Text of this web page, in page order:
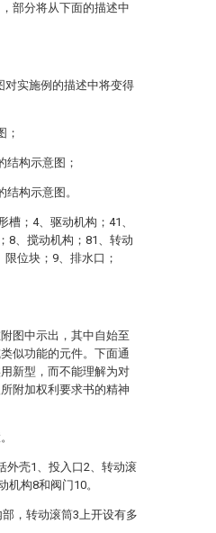
部分将从下面的描述中
实施例的描述中将变得
；
结构示意图；
构示意图。
；4、驱动机构；41、
8、搅动机构；81、转动
位块；9、排水口；
图中示出，其中自始至
似功能的元件。下面通
新型，而不能理解为对
附加权利要求书的精神
外壳1、投入口2、转动滚
构8和阀门10。
，转动滚筒3上开设有多